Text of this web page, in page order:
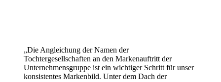
„Die Angleichung der Namen der
Tochtergesellschaften an den Markenauftritt der
Unternehmensgruppe ist ein wichtiger Schritt für unser
konsistentes Markenbild. Unter dem Dach der